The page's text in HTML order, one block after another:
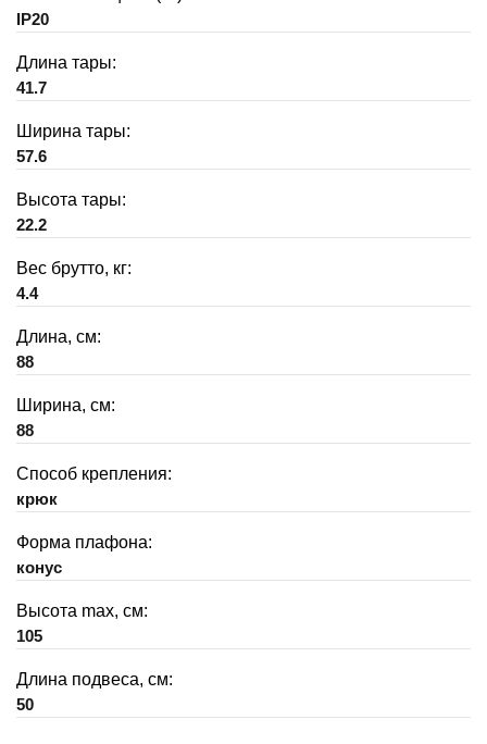
IP20
Длина тары:
41.7
Ширина тары:
57.6
Высота тары:
22.2
Вес брутто, кг:
4.4
Длина, см:
88
Ширина, см:
88
Способ крепления:
крюк
Форма плафона:
конус
Высота max, см:
105
Длина подвеса, см:
50